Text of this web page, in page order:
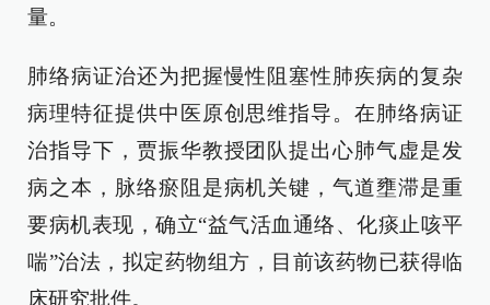
量。
肺络病证治还为把握慢性阻塞性肺疾病的复杂
病理特征提供中医原创思维指导。在肺络病证
治指导下，贾振华教授团队提出心肺气虚是发
病之本，脉络瘀阻是病机关键，气道壅滞是重
要病机表现，确立“益气活血通络、化痰止咳平
喘”治法，拟定药物组方，目前该药物已获得临
床研究批件。